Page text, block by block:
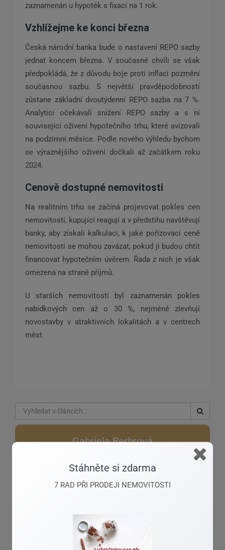
zaznamenán u hypoték s fixací na 1 rok.
Vzhlížejme ke konci března
Česká národní banka bude o nastavení REPO sazby
jednat koncem března. V současné chvíli se však
předpokládá, že z důvodu boje proti inflaci pozmění
současnou sazbu. S největší pravděpodobností
zůstane základní dvoutýdenní REPO sazba na 7 %.
Analytici očekávali snížení REPO sazby a s ní
související oživení hypotečního trhu, které avizovali
na podzimní měsíce. Podle nového výhledu bychom
se výraznějšího oživení dočkali až začátkem roku
2024.
Cenově dostupné nemovitosti
Na realitním trhu se začíná projevovat pokles cen
nemovitostí, kupující reagují a v předstihu navštěvují
banky, aby získali kalkulaci, k jaké pořizovací ceně
nemovitosti se mohou zavázat, pokud ji budou chtít
financovat hypotečním úvěrem. Řada z nich je však
omezena na straně příjmů.
U starších nemovitostí byl zaznamenán pokles
nabídkových cen až o 30 %, nejméně zlevňují
novostavby v atraktivních lokalitách a v centrech
měst.
Gabriela Berbrová
Seriózní jednání
Stáhněte si zdarma
7 RAD PŘI PRODEJI NEMOVITOSTI